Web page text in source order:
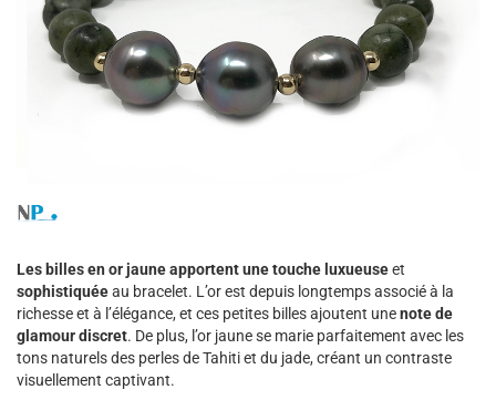
Les billes en or jaune apportent une touche luxueuseet
sophistiquéeau bracelet. L’or est depuis longtemps associé à la
richesse et à l’élégance, et ces petites billes ajoutent unenote de
glamour discret. De plus, l’or jaune se marie parfaitement avec les
tons naturels des perles de Tahiti et du jade, créant un contraste
visuellement captivant.